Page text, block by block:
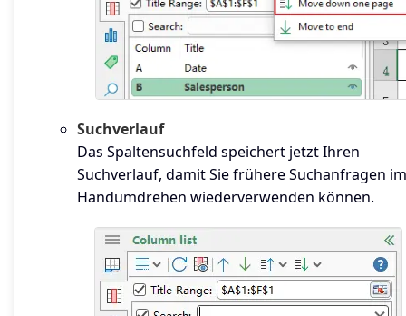
Suchverlauf
Das Spaltensuchfeld speichert jetzt Ihren
Suchverlauf, damit Sie frühere Suchanfragen im
Handumdrehen wiederverwenden können.